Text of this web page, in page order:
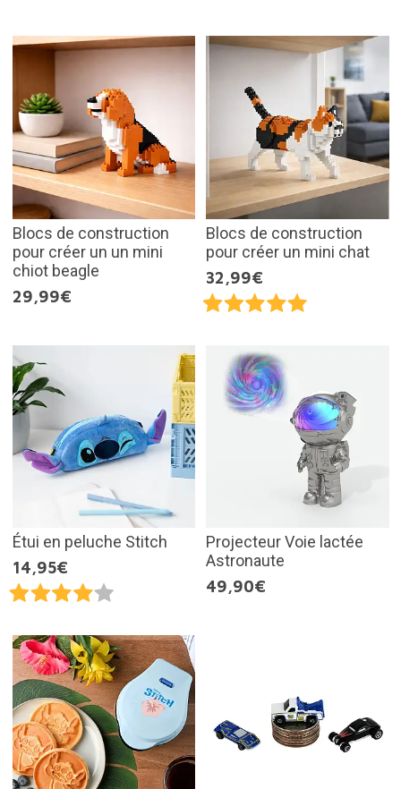
Blocs de construction
pour créer un un mini
chiot beagle
29,99€
Blocs de construction
pour créer un mini chat
32,99€
Étui en peluche Stitch
14,95€
Projecteur Voie lactée
Astronaute
49,90€